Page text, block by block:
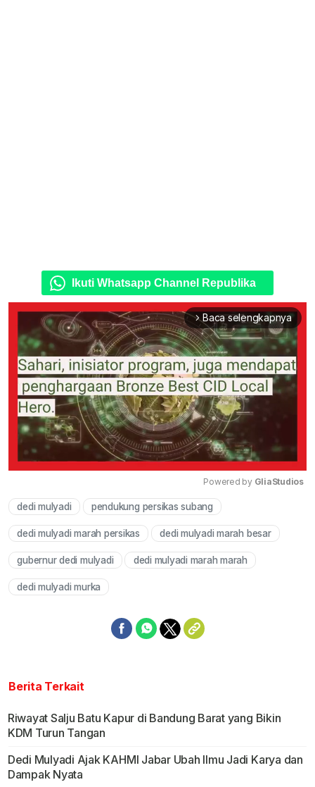
Ikuti Whatsapp Channel Republika
arrow_forward_ios Baca selengkapnya
Powered by GliaStudios
dedi mulyadi pendukung persikas subang
dedi mulyadi marah persikas dedi mulyadi marah besar
gubernur dedi mulyadi dedi mulyadi marah marah
dedi mulyadi murka
Berita Terkait
Riwayat Salju Batu Kapur di Bandung Barat yang Bikin
KDM Turun Tangan
Dedi Mulyadi Ajak KAHMI Jabar Ubah Ilmu Jadi Karya dan
Dampak Nyata